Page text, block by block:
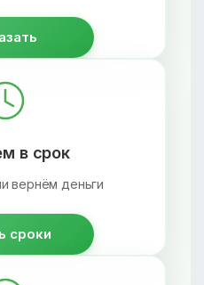
в срок
вернём деньги
сроки